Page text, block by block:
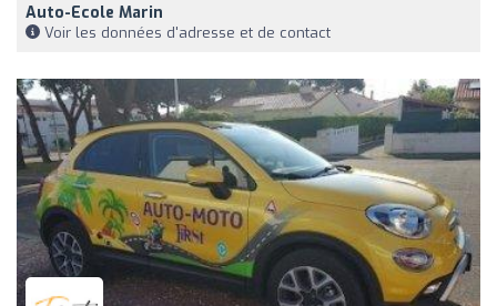
Auto-Ecole Marin
Voir les données d'adresse et de contact